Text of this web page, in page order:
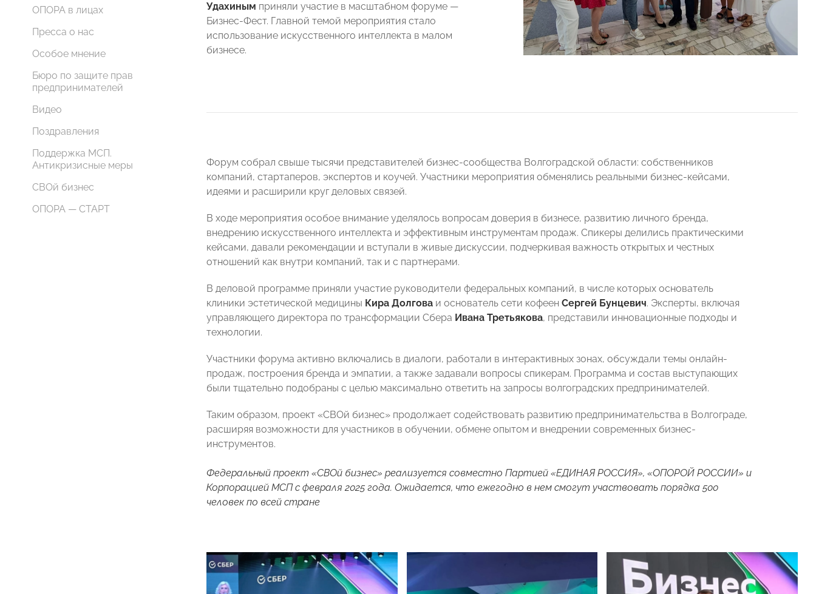
ОПОРА в лицах
Пресса о нас
Особое мнение
Бюро по защите прав
предпринимателей
Видео
Поздравления
Поддержка МСП.
Антикризисные меры
СВОй бизнес
ОПОРА — СТАРТ
Удахиным приняли участие в масштабном форуме —
Бизнес-Фест. Главной темой мероприятия стало
использование искусственного интеллекта в малом
бизнесе.
Форум собрал свыше тысячи представителей бизнес-сообщества Волгоградской области: собственников
компаний, стартаперов, экспертов и коучей. Участники мероприятия обменялись реальными бизнес-кейсами,
идеями и расширили круг деловых связей.
В ходе мероприятия особое внимание уделялось вопросам доверия в бизнесе, развитию личного бренда,
внедрению искусственного интеллекта и эффективным инструментам продаж. Спикеры делились практическими
кейсами, давали рекомендации и вступали в живые дискуссии, подчеркивая важность открытых и честных
отношений как внутри компаний, так и с партнерами.
В деловой программе приняли участие руководители федеральных компаний, в числе которых основатель
клиники эстетической медицины Кира Долгова и основатель сети кофеен Сергей Бунцевич. Эксперты, включая
управляющего директора по трансформации Сбера Ивана Третьякова, представили инновационные подходы и
технологии.
Участники форума активно включались в диалоги, работали в интерактивных зонах, обсуждали темы онлайн-
продаж, построения бренда и эмпатии, а также задавали вопросы спикерам. Программа и состав выступающих
были тщательно подобраны с целью максимально ответить на запросы волгоградских предпринимателей.
Таким образом, проект «СВОй бизнес» продолжает содействовать развитию предпринимательства в Волгограде,
расширяя возможности для участников в обучении, обмене опытом и внедрении современных бизнес-
инструментов.
Федеральный проект «СВОй бизнес» реализуется совместно Партией «ЕДИНАЯ РОССИЯ», «ОПОРОЙ РОССИИ» и
Корпорацией МСП с февраля 2025 года. Ожидается, что ежегодно в нем смогут участвовать порядка 500
человек по всей стране